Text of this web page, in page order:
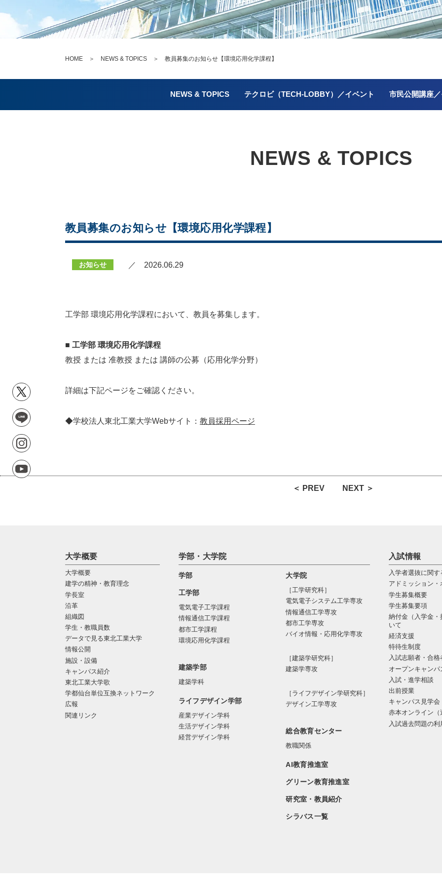
HOME ＞ NEWS & TOPICS ＞ 教員募集のお知らせ【環境応用化学課程】
NEWS & TOPICS テクロビ（TECH-LOBBY）／イベント 市民公開講座
NEWS & TOPICS
教員募集のお知らせ【環境応用化学課程】
お知らせ ／ 2026.06.29
工学部 環境応用化学課程において、教員を募集します。
■ 工学部 環境応用化学課程
教授 または 准教授 または 講師の公募（応用化学分野）
詳細は下記ページをご確認ください。
◆学校法人東北工業大学Webサイト： 教員採用ページ
＜ PREV NEXT ＞
大学概要
大学概要
建学の精神・教育理念
学長室
沿革
組織図
学生・教職員数
データで見る東北工業大学
情報公開
施設・設備
キャンパス紹介
東北工業大学歌
学都仙台単位互換ネットワーク
広報
関連リンク
学部・大学院
学部
工学部
電気電子工学課程
情報通信工学課程
都市工学課程
環境応用化学課程
建築学部
建築学科
ライフデザイン学部
産業デザイン学科
生活デザイン学科
経営デザイン学科
大学院
［工学研究科］
電気電⼦システム⼯学専攻
情報通信⼯学専攻
都市⼯学専攻
バイオ情報・応⽤化学専攻
［建築学研究科］
建築学専攻
［ライフデザイン学研究科］
デザイン工学専攻
総合教育センター
教職関係
AI教育推進室
グリーン教育推進室
研究室・教員紹介
シラバス一覧
入試情報
入学者選抜に関す
アドミッション・
学生募集概要
学生募集要項
納付金（入学金・
いて
経済支援
特待生制度
入試志願者・合格
オープンキャンパ
入試・進学相談
出前授業
キャンパス見学会
赤本オンライン（
入試過去問題の